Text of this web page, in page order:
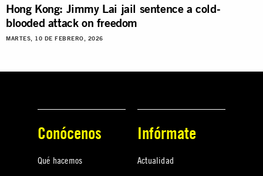
Hong Kong: Jimmy Lai jail sentence a cold-
blooded attack on freedom
MARTES, 10 DE FEBRERO, 2026
Conócenos
Qué hacemos
Infórmate
Actualidad